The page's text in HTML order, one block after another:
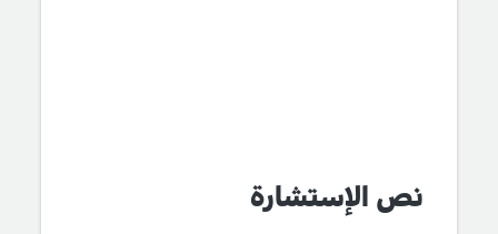
نص الإستشارة